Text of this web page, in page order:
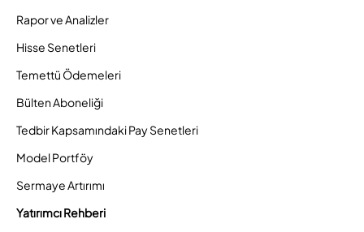
Rapor ve Analizler
Hisse Senetleri
Temettü Ödemeleri
Bülten Aboneliği
Tedbir Kapsamındaki Pay Senetleri
Model Portföy
Sermaye Artırımı
Yatırımcı Rehberi